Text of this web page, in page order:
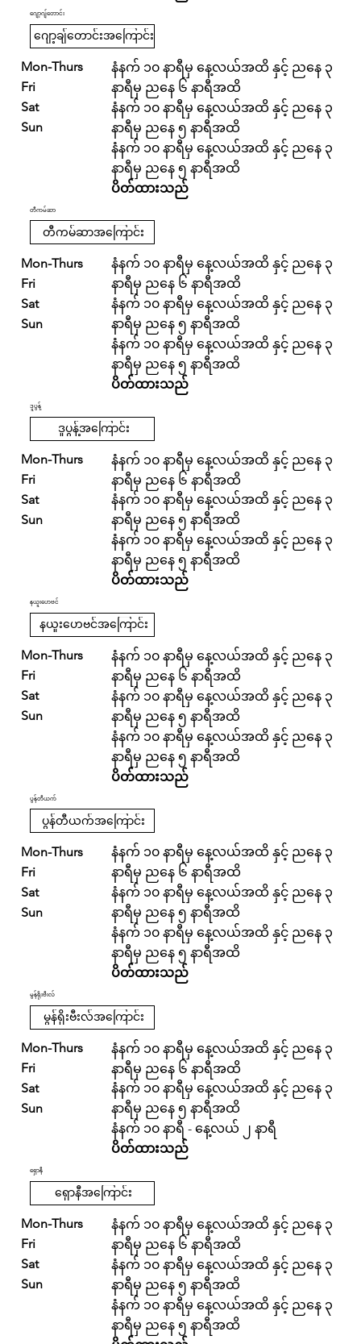
ဂျော့ဂျ်တောင်း
ဂျော့ချ်တောင်းအကြောင်း
Mon-Thurs
Fri
Sat
Sun
နံနက် ၁၀ နာရီမှ နေ့လယ်အထိ နှင့် ညနေ ၃
နာရီမှ ညနေ ၆ နာရီအထိ
နံနက် ၁၀ နာရီမှ နေ့လယ်အထိ နှင့် ညနေ ၃
နာရီမှ ညနေ ၅ နာရီအထိ
နံနက် ၁၀ နာရီမှ နေ့လယ်အထိ နှင့် ညနေ ၃
နာရီမှ ညနေ ၅ နာရီအထိ
ပိတ်ထားသည်
တီကမ်ဆာ
တီကမ်ဆာအကြောင်း
Mon-Thurs
Fri
Sat
Sun
နံနက် ၁၀ နာရီမှ နေ့လယ်အထိ နှင့် ညနေ ၃
နာရီမှ ညနေ ၆ နာရီအထိ
နံနက် ၁၀ နာရီမှ နေ့လယ်အထိ နှင့် ညနေ ၃
နာရီမှ ညနေ ၅ နာရီအထိ
နံနက် ၁၀ နာရီမှ နေ့လယ်အထိ နှင့် ညနေ ၃
နာရီမှ ညနေ ၅ နာရီအထိ
ပိတ်ထားသည်
ဒူပွန့်
ဒူပွန့်အကြောင်း
Mon-Thurs
Fri
Sat
Sun
နံနက် ၁၀ နာရီမှ နေ့လယ်အထိ နှင့် ညနေ ၃
နာရီမှ ညနေ ၆ နာရီအထိ
နံနက် ၁၀ နာရီမှ နေ့လယ်အထိ နှင့် ညနေ ၃
နာရီမှ ညနေ ၅ နာရီအထိ
နံနက် ၁၀ နာရီမှ နေ့လယ်အထိ နှင့် ညနေ ၃
နာရီမှ ညနေ ၅ နာရီအထိ
ပိတ်ထားသည်
နယူးဟေဗင်
နယူးဟေဗင်အကြောင်း
Mon-Thurs
Fri
Sat
Sun
နံနက် ၁၀ နာရီမှ နေ့လယ်အထိ နှင့် ညနေ ၃
နာရီမှ ညနေ ၆ နာရီအထိ
နံနက် ၁၀ နာရီမှ နေ့လယ်အထိ နှင့် ညနေ ၃
နာရီမှ ညနေ ၅ နာရီအထိ
နံနက် ၁၀ နာရီမှ နေ့လယ်အထိ နှင့် ညနေ ၃
နာရီမှ ညနေ ၅ နာရီအထိ
ပိတ်ထားသည်
ပွန်တီယက်
ပွန်တီယက်အကြောင်း
Mon-Thurs
Fri
Sat
Sun
နံနက် ၁၀ နာရီမှ နေ့လယ်အထိ နှင့် ညနေ ၃
နာရီမှ ညနေ ၆ နာရီအထိ
နံနက် ၁၀ နာရီမှ နေ့လယ်အထိ နှင့် ညနေ ၃
နာရီမှ ညနေ ၅ နာရီအထိ
နံနက် ၁၀ နာရီမှ နေ့လယ်အထိ နှင့် ညနေ ၃
နာရီမှ ညနေ ၅ နာရီအထိ
ပိတ်ထားသည်
မွန်ရိုးဗီးလ်
မွန်ရိုးဗီးလ်အကြောင်း
Mon-Thurs
Fri
Sat
Sun
နံနက် ၁၀ နာရီမှ နေ့လယ်အထိ နှင့် ညနေ ၃
နာရီမှ ညနေ ၆ နာရီအထိ
နံနက် ၁၀ နာရီမှ နေ့လယ်အထိ နှင့် ညနေ ၃
နာရီမှ ညနေ ၅ နာရီအထိ
နံနက် ၁၀ နာရီ - နေ့လယ် ၂ နာရီ
ပိတ်ထားသည်
ရှောနီ
ရှောနီအကြောင်း
Mon-Thurs
Fri
Sat
Sun
နံနက် ၁၀ နာရီမှ နေ့လယ်အထိ နှင့် ညနေ ၃
နာရီမှ ညနေ ၆ နာရီအထိ
နံနက် ၁၀ နာရီမှ နေ့လယ်အထိ နှင့် ညနေ ၃
နာရီမှ ညနေ ၅ နာရီအထိ
နံနက် ၁၀ နာရီမှ နေ့လယ်အထိ နှင့် ညနေ ၃
နာရီမှ ညနေ ၅ နာရီအထိ